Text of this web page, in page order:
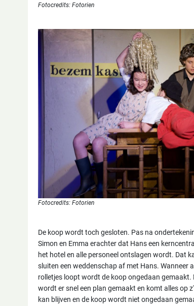
Fotocredits: Fotorien
Fotocredits: Fotorien
De koop wordt toch gesloten. Pas na
Simon en Emma erachter dat Hans een
het hotel en alle personeel ontslagen wordt. Dat
sluiten een weddenschap af met Hans. Wanneer
rolletjes loopt wordt de koop ongedaan gemaakt.
wordt er snel een plan gemaakt en komt alles op
kan blijven en de koop wordt niet ongedaan